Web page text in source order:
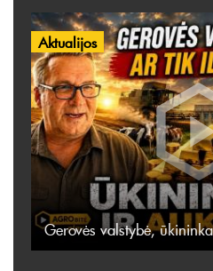
Aktualijos
Gerovės valstybė,